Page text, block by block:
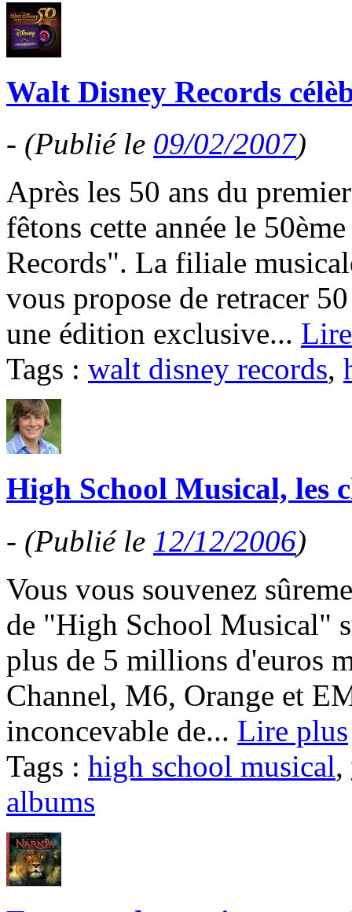
Walt Disney Records
- (Publié le 09/02/2007)
Après les 50 ans du
fêtons cette année le
Records". La filiale
vous propose de retracer
une édition exclusive...
Tags : walt disney records,
High School Musical, les
- (Publié le 12/12/2006)
Vous vous souvenez
de "High School Musical"
plus de 5 millions d'euros
Channel, M6, Orange et
inconcevable de... Lire plus
Tags : high school musical,
albums